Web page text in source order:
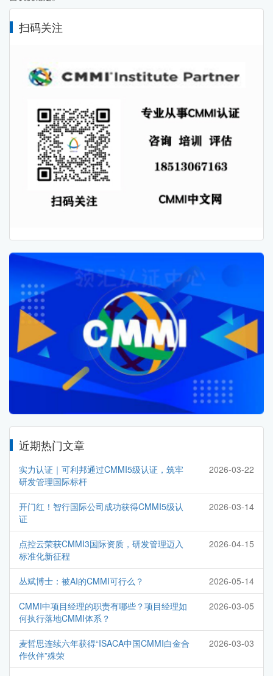
扫码关注
近期热门文章
实力认证｜可利邦通过CMMI5级认证，筑牢
研发管理国际标杆
2026-03-22
开门红！智行国际公司成功获得CMMI5级认
证
2026-03-14
点控云荣获CMMI3国际资质，研发管理迈入
标准化新征程
2026-04-15
丛斌博士：被AI的CMMI可行么？ 2026-05-14
CMMI中项目经理的职责有哪些？项目经理如
何执行落地CMMI体系？
2026-03-05
麦哲思连续六年获得“ISACA中国CMMI白金合
作伙伴”殊荣
2026-03-03